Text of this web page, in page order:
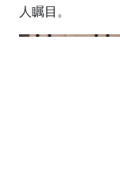
人瞩目。